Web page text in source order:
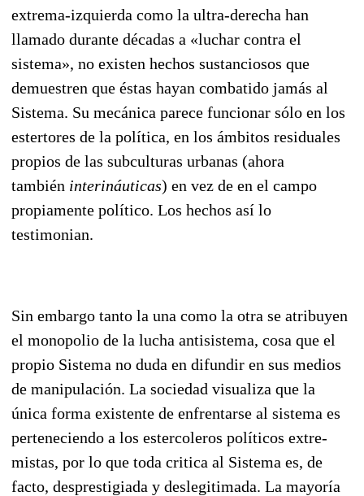
extrema-izquierda como la ultra-derecha han
llamado durante décadas a «luchar contra el
sistema», no existen hechos sustanciosos que
demuestren que éstas hayan combatido jamás al
Sistema. Su mecánica parece funcionar sólo en los
estertores de la política, en los ámbitos residuales
propios de las subculturas urbanas (ahora
también interi­náuticas) en vez de en el campo
propiamente político. Los hechos así lo
testimonian.
Sin embargo tanto la una como la otra se atribuyen
el monopolio de la lucha antisistema, cosa que el
propio Sistema no duda en difundir en sus medios
de manipulación. La sociedad visualiza que la
única forma existente de enfrentarse al sistema es
perteneciendo a los estercoleros políticos extre­
mistas, por lo que toda critica al Sistema es, de
facto, desprestigiada y deslegitimada. La mayoría